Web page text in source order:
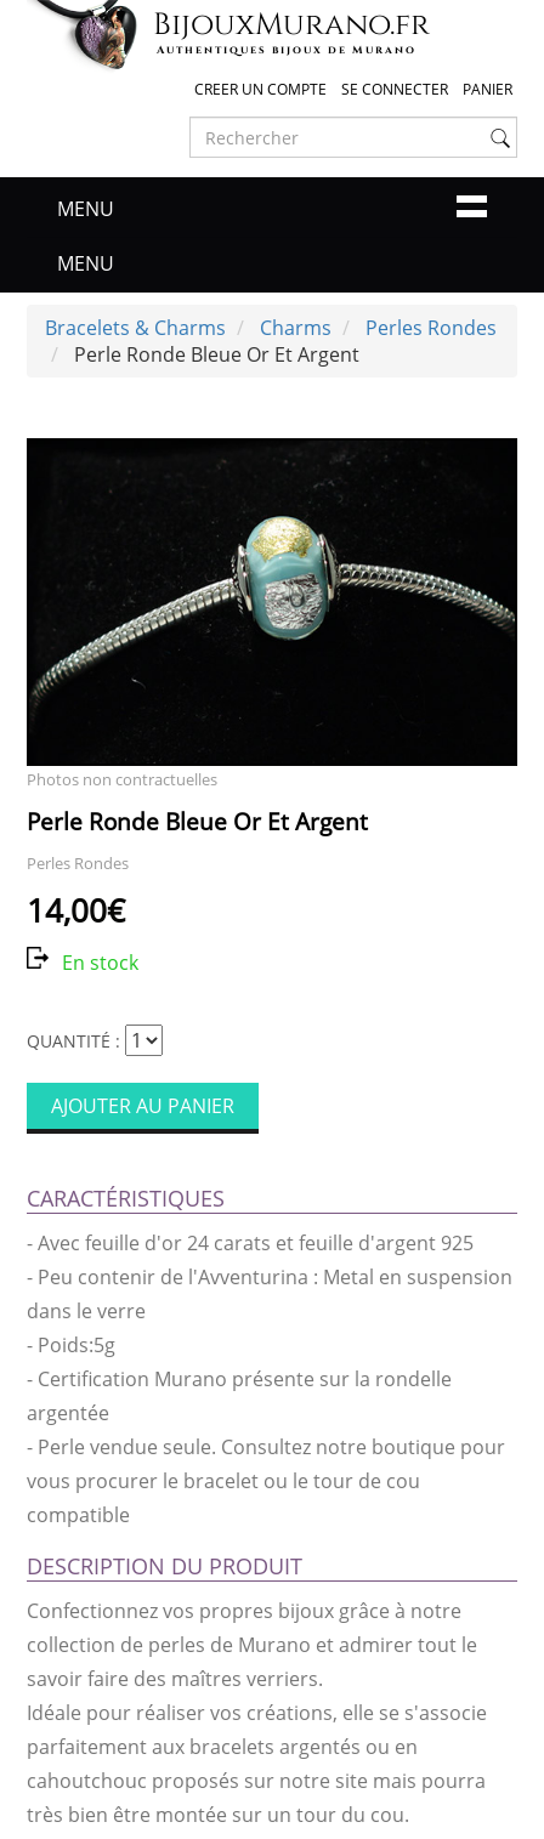
BijouxMurano.fr
Authentiques bijoux de Murano
CREER UN COMPTE SE CONNECTER PANIER
MENU
MENU
Bracelets & Charms Charms
Perles Rondes
Perle Ronde Bleue Or Et Argent
Photos non contractuelles
Perle Ronde Bleue Or Et Argent
Perles Rondes
14,00€
En stock
QUANTITÉ :
AJOUTER AU PANIER
CARACTÉRISTIQUES
-Avec feuille d'or 24 carats et feuille d'argent 925
- Peu contenir de l'Avventurina : Metal en suspension
dans le verre
- Poids:5g
- Certification Murano présente sur la rondelle
argentée
- Perle vendue seule. Consultez notre boutique pour
vous procurer le bracelet ou le tour de cou
compatible
DESCRIPTION DU PRODUIT
Confectionnez vos propres bijoux grâce à notre
collection de perles de Murano et admirer tout le
savoir faire des maîtres verriers.
Idéale pour réaliser vos créations, elle se s'associe
parfaitement aux bracelets argentés ou en
cahoutchouc proposés sur notre site mais pourra
très bien être montée sur un tour du cou.